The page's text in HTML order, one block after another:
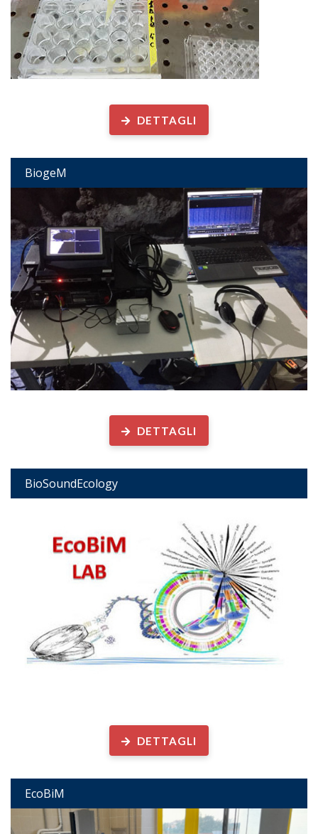
DETTAGLI
BiogeM
DETTAGLI
BioSoundEcology
DETTAGLI
EcoBiM